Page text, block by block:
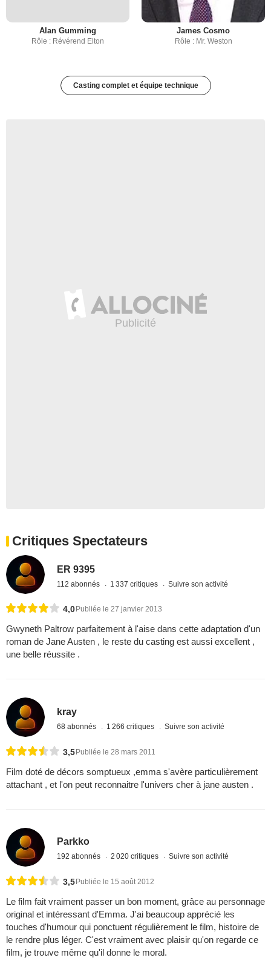
Alan Gumming
Rôle : Révérend Elton
James Cosmo
Rôle : Mr. Weston
Casting complet et équipe technique
Critiques Spectateurs
ER 9395
112 abonnés 1 337 critiques Suivre son activité
4,0 Publiée le 27 janvier 2013
Gwyneth Paltrow parfaitement à l'aise dans cette adaptation d'un
roman de Jane Austen , le reste du casting est aussi excellent ,
une belle réussite .
kray
68 abonnés 1 266 critiques Suivre son activité
3,5Publiée le 28 mars 2011
Film doté de décors somptueux ,emma s'avère particulièrement
attachant , et l'on peut reconnaitre l'univers cher à jane austen .
Parkko
192 abonnés 2 020 critiques Suivre son activité
3,5 Publiée le 15 août 2012
Le film fait vraiment passer un bon moment, grâce au personnage
original et intéressant d'Emma. J'ai beaucoup apprécié les
touches d'humour qui ponctuent régulièrement le film, histoire de
le rendre plus léger. C'est vraiment avec plaisir qu'on regarde ce
film, je trouve même qu'il donne le moral.